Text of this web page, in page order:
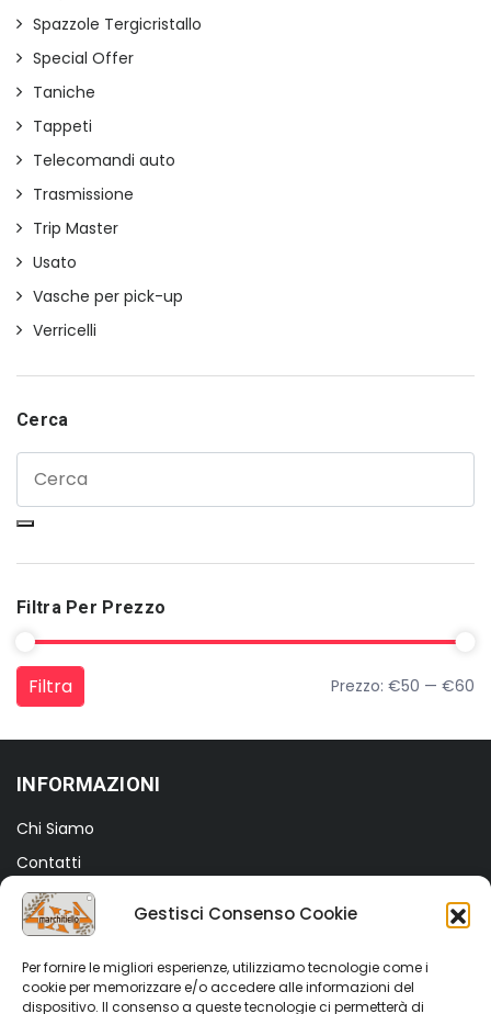
Gestisci Consenso Cookie
Per fornire le migliori esperienze, utilizziamo tecnologie come i
cookie per memorizzare e/o accedere alle informazioni del
dispositivo. Il consenso a queste tecnologie ci permetterà di
Spazzole Tergicristallo
Special Offer
Taniche
Tappeti
Telecomandi auto
Trasmissione
Trip Master
Usato
Vasche per pick-up
Verricelli
Cerca
Filtra Per Prezzo
Prezzo Min
Prezzo Max
Filtra Prezzo: €50 — €60
INFORMAZIONI
Chi Siamo
Contatti
Termini e Condizioni
Privacy Policy
Cookie Policy (UE)